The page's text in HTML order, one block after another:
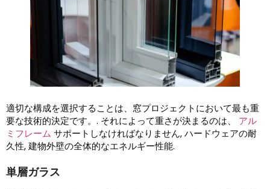
適切な構成を選択することは、窓プロジェクトにおいて最も重
要な技術的決定です。. それによって重さが決まるのは、 アル
ミフレーム サポートしなければなりません, ハードウェアの耐
久性, 建物外壁の全体的なエネルギー性能.
単層ガラス